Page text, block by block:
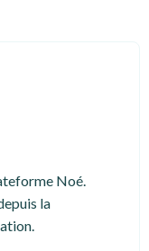
Noé.
la